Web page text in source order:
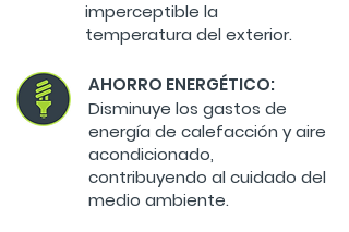
imperceptible la
temperatura del exterior.
AHORRO ENERGÉTICO:
Disminuye los gastos de
energía de calefacción y aire
acondicionado,
contribuyendo al cuidado del
medio ambiente.